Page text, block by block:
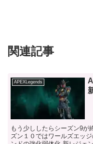
関連記事
APEXLegends
もう少ししたらシーズン9が
ズン１０ではワールズエッ